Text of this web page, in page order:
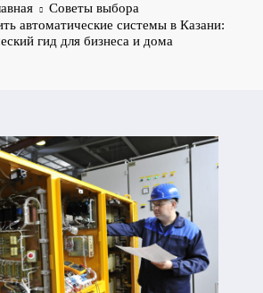
Советы выбора
автоматические системы в Казани:
гид для бизнеса и дома